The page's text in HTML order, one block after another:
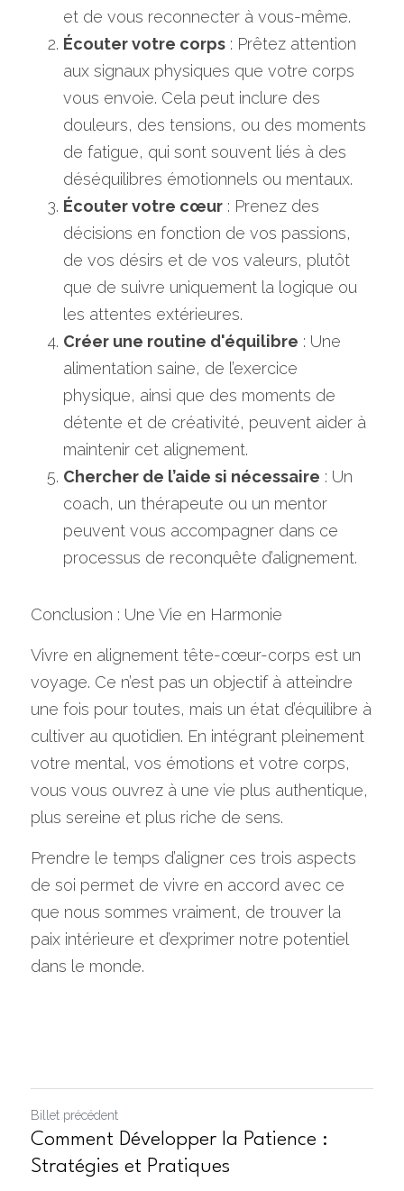
et de vous reconnecter à vous-même.
Écouter votre corps : Prêtez attention
aux signaux physiques que votre corps
vous envoie. Cela peut inclure des
douleurs, des tensions, ou des moments
de fatigue, qui sont souvent liés à des
déséquilibres émotionnels ou mentaux.
Écouter votre cœur : Prenez des
décisions en fonction de vos passions,
de vos désirs et de vos valeurs, plutôt
que de suivre uniquement la logique ou
les attentes extérieures.
Créer une routine d'équilibre : Une
alimentation saine, de l’exercice
physique, ainsi que des moments de
détente et de créativité, peuvent aider à
maintenir cet alignement.
Chercher de l’aide si nécessaire : Un
coach, un thérapeute ou un mentor
peuvent vous accompagner dans ce
processus de reconquête d’alignement.
Conclusion : Une Vie en Harmonie
Vivre en alignement tête-cœur-corps est un
voyage. Ce n’est pas un objectif à atteindre
une fois pour toutes, mais un état d’équilibre à
cultiver au quotidien. En intégrant pleinement
votre mental, vos émotions et votre corps,
vous vous ouvrez à une vie plus authentique,
plus sereine et plus riche de sens.
Prendre le temps d’aligner ces trois aspects
de soi permet de vivre en accord avec ce
que nous sommes vraiment, de trouver la
paix intérieure et d’exprimer notre potentiel
dans le monde.
Billet précédent
Comment Développer la Patience :
Stratégies et Pratiques